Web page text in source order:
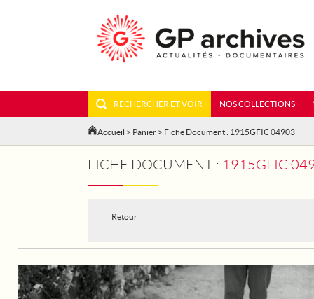
RECHERCHER ET VOIR NOS COLLECTIONS
Accueil > Panier > Fiche Document : 1915GFIC 04903
FICHE DOCUMENT : 1915GFIC
Retour